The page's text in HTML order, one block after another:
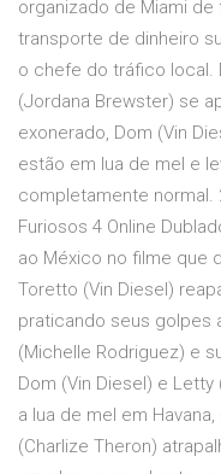
organizado de Miami
transporte de dinheiro
o chefe do tráfico local.
(Jordana Brewster) se
exonerado, Dom (Vin
estão em lua de mel e
completamente normal.
Furiosos 4 Online
ao México no filme que
Toretto (Vin Diesel)
praticando seus golpes
(Michelle Rodriguez) e
Dom (Vin Diesel) e
a lua de mel em
(Charlize Theron)